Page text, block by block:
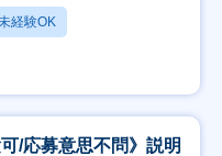
経験OK
/応募意思不問》説明